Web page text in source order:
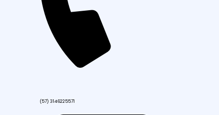
(57) 3146225571